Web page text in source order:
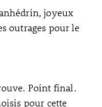
joyeux
outrages pour le
Point final.
pour cette